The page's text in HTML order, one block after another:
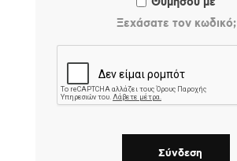
Ξεχάσατε τον κωδικό;